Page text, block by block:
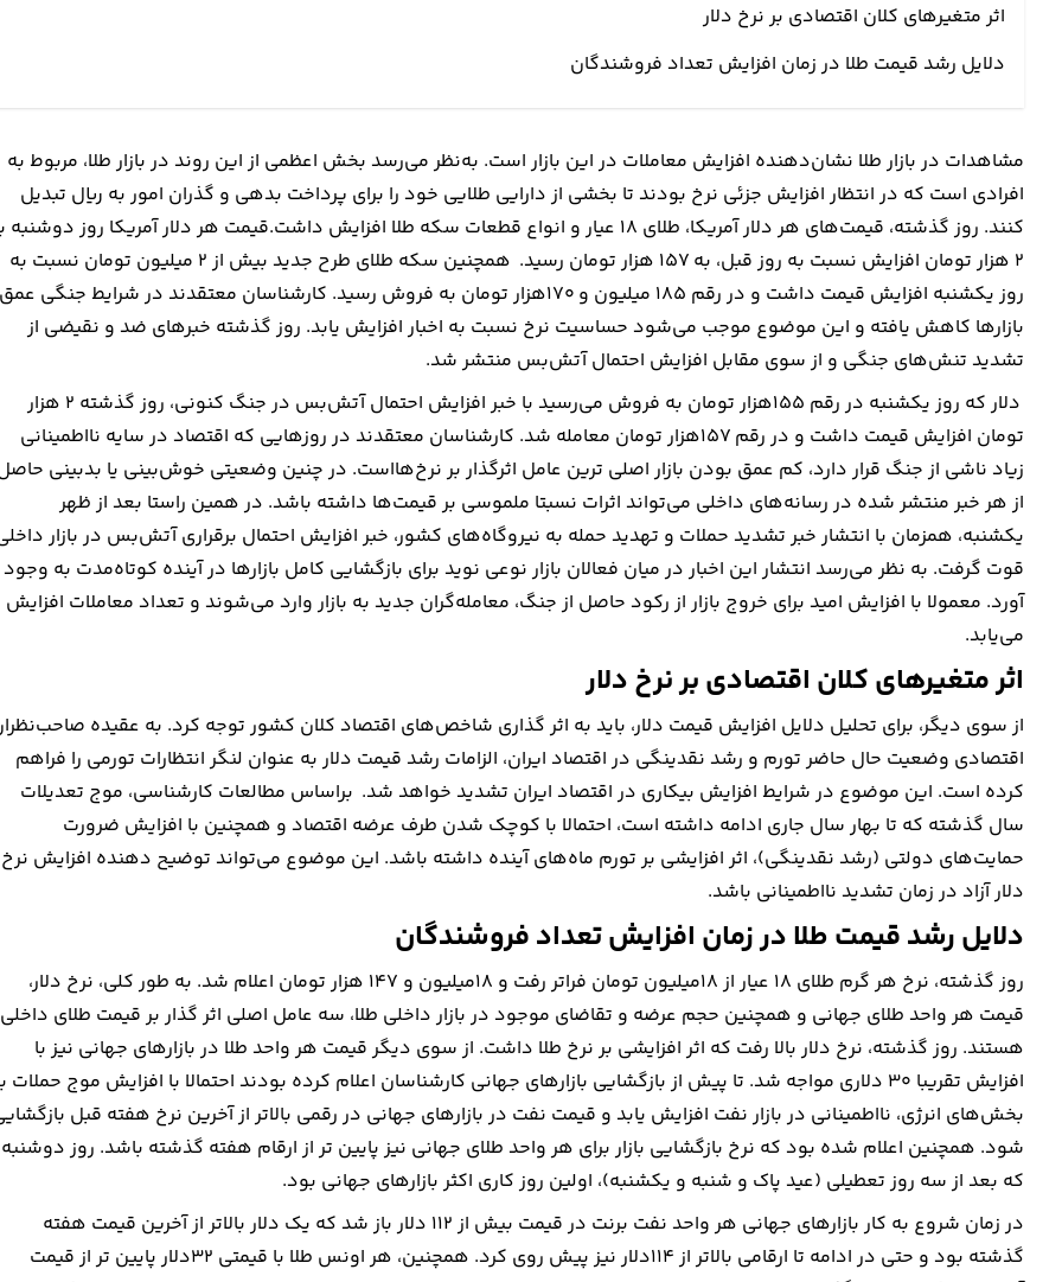
اثر متغیرهای کلان اقتصادی بر نرخ دلار
دلایل رشد قیمت طلا در زمان افزایش تعداد فروشندگان
مشاهدات در بازار طلا نشان‌دهنده افزایش معاملات در این بازار است. به‌نظر می‌رسد بخش اعظمی از این روند در بازار طلا، مربوط به
افرادی است که در انتظار افزایش جزئی نرخ بودند تا بخشی از دارایی طلایی خود را برای پرداخت بدهی و گذران امور به ریال تبدیل
کنند. روز گذشته، قیمت‌های هر دلار آمریکا، طلای ۱۸ عیار و انواع قطعات سکه طلا افزایش داشت.قیمت هر دلار آمریکا روز دوشنبه
۲ هزار تومان افزایش نسبت به ‌روز قبل، به ۱۵۷ هزار تومان رسید. همچنین سکه طلای طرح جدید بیش از ۲ میلیون تومان نسبت به
روز یکشنبه افزایش قیمت داشت و در رقم ۱۸۵ میلیون و ۱۷۰هزار تومان به فروش رسید. کارشناسان معتقدند در شرایط جنگی عمق
بازارها کاهش یافته و این موضوع موجب می‌شود حساسیت نرخ نسبت به اخبار افزایش یابد. روز گذشته خبرهای ضد و نقیضی از
تشدید تنش‌های جنگی و از سوی مقابل افزایش احتمال آتش‌بس منتشر شد.
دلار که روز یکشنبه در رقم ۱۵۵هزار تومان به فروش می‌رسید با خبر افزایش احتمال آتش‌بس در جنگ کنونی، روز گذشته ۲ هزار
تومان افزایش قیمت داشت و در رقم ۱۵۷هزار تومان معامله شد. کارشناسان معتقدند در روزهایی که اقتصاد در سایه نااطمینانی
زیاد ناشی از جنگ قرار دارد، کم عمق بودن بازار اصلی ترین عامل اثرگذار بر نرخ‌هااست. در چنین وضعیتی خوش‌بینی یا بدبینی
از هر خبر منتشر شده در رسانه‌های داخلی می‌تواند اثرات نسبتا ملموسی بر قیمت‌ها داشته باشد. در همین راستا بعد از ظهر
یکشنبه، همزمان با انتشار خبر تشدید حملات و تهدید حمله به نیروگاه‌های کشور، خبر افزایش احتمال برقراری آتش‌بس در بازار
قوت گرفت. به نظر می‌رسد انتشار این اخبار در میان فعالان بازار نوعی نوید برای بازگشایی کامل بازارها در آینده کوتاه‌مدت به وجود
آورد. معمولا با افزایش امید برای خروج بازار از رکود حاصل از جنگ، معامله‌گران جدید به بازار وارد می‌شوند و تعداد معاملات افزایش
می‌یابد.
اثر متغیرهای کلان اقتصادی بر نرخ دلار
از سوی دیگر، برای تحلیل دلایل افزایش قیمت دلار، باید به اثر گذاری شاخص‌های اقتصاد کلان کشور توجه کرد. به عقیده
اقتصادی وضعیت حال حاضر تورم و رشد نقدینگی در اقتصاد ایران، الزامات رشد قیمت دلار به عنوان لنگر انتظارات تورمی را فراهم
کرده است. این موضوع در شرایط افزایش بیکاری در اقتصاد ایران تشدید خواهد شد. براساس مطالعات کارشناسی، موج تعدیلات
سال گذشته که تا بهار سال جاری ادامه داشته است، احتمالا با کوچک شدن طرف عرضه اقتصاد و همچنین با افزایش ضرورت
حمایت‌های دولتی (رشد نقدینگی)، اثر افزایشی بر تورم ماه‌های آینده داشته باشد. این موضوع می‌تواند توضیح دهنده افزایش نرخ
دلار آزاد در زمان تشدید نااطمینانی باشد.
دلایل رشد قیمت طلا در زمان افزایش تعداد فروشندگان
روز گذشته، نرخ هر گرم طلای ۱۸ عیار از ۱۸‌میلیون تومان فراتر رفت و ۱۸‌میلیون و ۱۴۷ هزار تومان اعلام شد. به طور کلی، نرخ دلار،
قیمت هر واحد طلای جهانی و همچنین حجم عرضه و تقاضای موجود در بازار داخلی طلا، سه عامل اصلی اثر گذار بر قیمت طلای داخلی
هستند. روز گذشته، نرخ دلار بالا رفت که اثر افزایشی بر نرخ طلا داشت. از سوی دیگر قیمت هر واحد طلا در بازارهای جهانی نیز با
افزایش تقریبا ۳۰ دلاری مواجه شد. تا پیش از بازگشایی بازارهای جهانی کارشناسان اعلام کرده بودند احتمالا با افزایش موج حملات
بخش‌های انرژی، نااطمینانی در بازار نفت افزایش یابد و قیمت نفت در بازار‌های جهانی در رقمی بالاتر از آخرین نرخ هفته قبل
شود. همچنین اعلام شده بود که نرخ بازگشایی بازار برای هر واحد طلای جهانی نیز پایین تر از ارقام هفته گذشته باشد. روز دوشنبه
که بعد از سه روز تعطیلی (عید پاک و شنبه و یکشنبه)، اولین روز کاری اکثر بازار‌های جهانی بود.
در زمان شروع به کار بازار‌های جهانی هر واحد نفت برنت در قیمت بیش از ۱۱۲ دلار باز شد که یک دلار بالاتر از آخرین قیمت هفته
گذشته بود و حتی در ادامه تا ارقامی بالاتر از ۱۱۴دلار نیز پیش روی کرد. همچنین، هر اونس طلا با قیمتی ۳۲دلار پایین تر از قیمت